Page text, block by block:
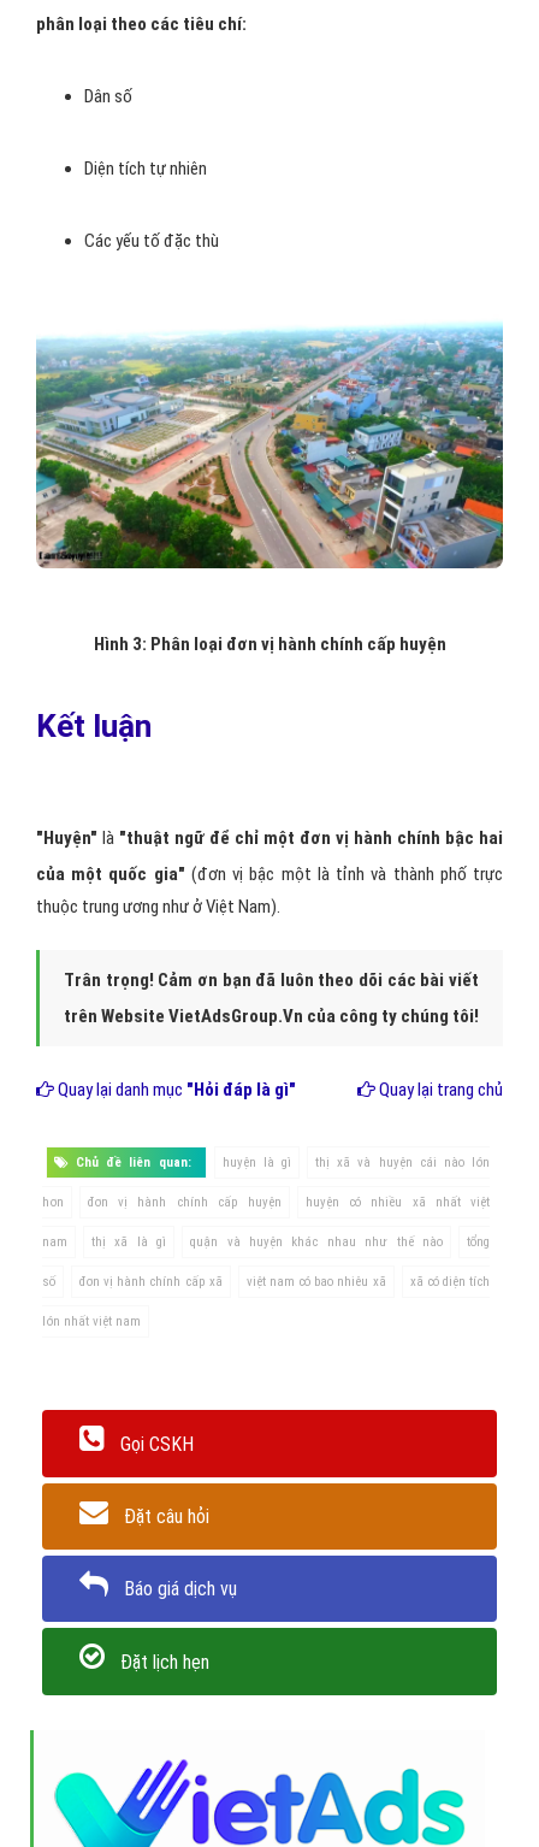
phân loại theo các tiêu chí:
Dân số
Diện tích tự nhiên
Các yếu tố đặc thù
Hình 3: Phân loại đơn vị hành chính cấp huyện
Kết luận
"Huyện" là "thuật ngữ để chỉ một đơn vị hành chính bậc hai
của một quốc gia" (đơn vị bậc một là tỉnh và thành phố trực
thuộc trung ương như ở Việt Nam).
Trân trọng! Cảm ơn bạn đã luôn theo dõi các bài viết
trên Website VietAdsGroup.Vn của công ty chúng tôi!
Quay lại danh mục "Hỏi đáp là gì" Quay lại trang chủ
Chủ đề liên quan: huyện là gì thị xã và huyện cái nào lớn
hơn đơn vị hành chính cấp huyện huyện có nhiều xã nhất việt
nam thị xã là gì quận và huyện khác nhau như thế nào tổng
số đơn vị hành chính cấp xã việt nam có bao nhiêu xã xã có diện tích
lớn nhất việt nam
Gọi CSKH
Đặt câu hỏi
Báo giá dịch vụ
Đặt lịch hẹn